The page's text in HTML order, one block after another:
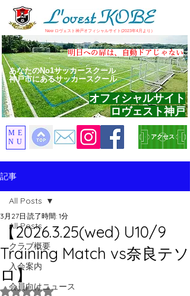
​New ロヴェスト神戸オフィシャルサイト(2023年4月より）
​明日への扉は、自動ドアじゃない
あなたのNo1サッカースクール
神戸市にあるサッカースクール
アクセス
オフィシャルサイト
ロヴェスト神戸
ME
NU
記事
All Posts
クラブ概要
入会案内
会員向けニュース
All Posts
【2026.3.25(wed) U10/9
Training Match vs奈良テソ
ロ】
3月27日 読了時間: 1分
5つ星のうちNaNと評価されています。